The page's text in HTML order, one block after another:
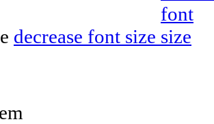
decrease font size